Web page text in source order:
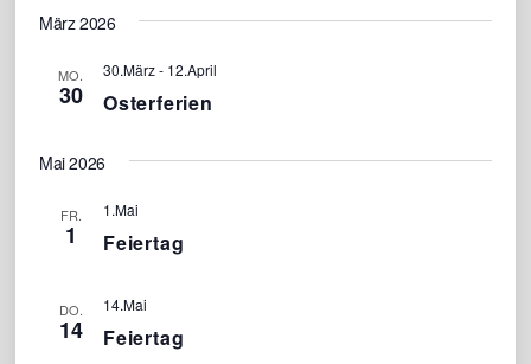
März 2026
MO.
30 Osterferien
30.März- 12.April
Mai 2026
FR.
1 Feiertag
1.Mai
DO.
14 Feiertag
14.Mai